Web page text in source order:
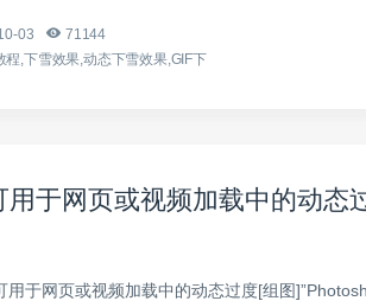
03
71144
程,下雪效果,动态下雪效果,GIF下
用于网页或视频加载中的动态
用于网页或视频加载中的动态过度[组图